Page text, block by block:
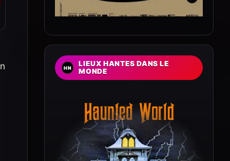
LIEUX HANTES DANS LE
MONDE